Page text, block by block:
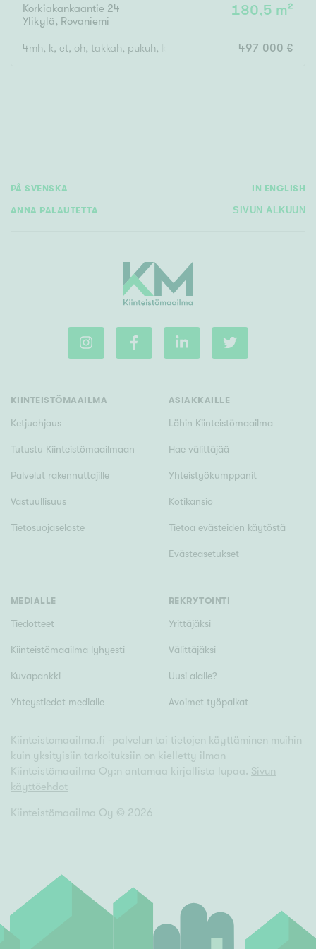
Arvokohteet
Järvi- tai merinäköala
Maalämpö
Oma ranta
Oma sauna
Parveke
Korkiakankaantie 24
Ylikylä, Rovaniemi
180,5 m²
4mh, k, et, oh, takkah, pukuh, khh, kph, s, 3x erill. wc, 3x vh, 2x
497 000 €
PÅ SVENSKA IN ENGLISH
ANNA PALAUTETTA SIVUN ALKUUN
KIINTEISTÖMAAILMA
Ketjuohjaus
Tutustu Kiinteistömaailmaan
Palvelut rakennuttajille
Vastuullisuus
Tietosuojaseloste
ASIAKKAILLE
Lähin Kiinteistömaailma
Hae välittäjää
Yhteistyökumppanit
Kotikansio
Tietoa evästeiden käytöstä
Evästeasetukset
MEDIALLE
Tiedotteet
Kiinteistömaailma lyhyesti
Kuvapankki
Yhteystiedot medialle
REKRYTOINTI
Yrittäjäksi
Välittäjäksi
Uusi alalle?
Avoimet työpaikat
Kiinteistomaailma.fi -palvelun tai tietojen käyttäminen muihin
kuin yksityisiin tarkoituksiin on kielletty ilman
Kiinteistömaailma Oy:n antamaa kirjallista lupaa. Sivun
käyttöehdot
Kiinteistömaailma Oy © 2026